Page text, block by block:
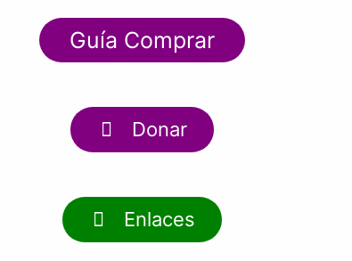
Guía Comprar
Donar
Enlaces